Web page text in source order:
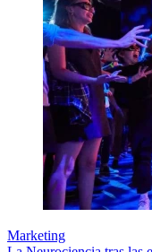
Marketing